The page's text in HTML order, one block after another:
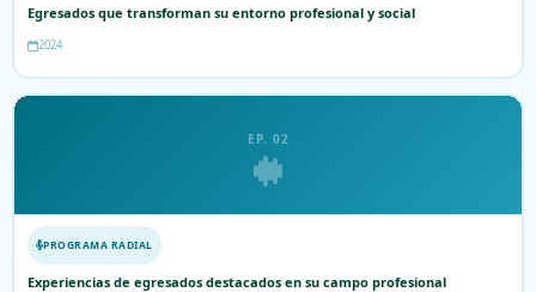
Egresados que transforman su entorno profesional y social
2024
EP. 02
PROGRAMA RADIAL
Experiencias de egresados destacados en su campo profesional